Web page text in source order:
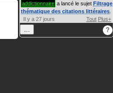
addictionnaire a lancé le sujet Filtrage
thématique des citations littéraires
Il y a 27 jours
Tout Plus+
… ?